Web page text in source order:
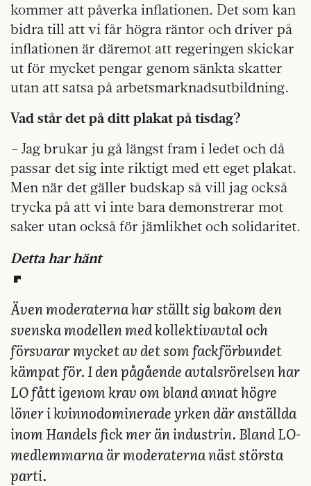
kommer att påverka inflationen. Det som kan
bidra till att vi får högra räntor och driver på
inflationen är däremot att regeringen skickar
ut för mycket pengar genom sänkta skatter
utan att satsa på arbetsmarknadsutbildning.
Vad står det på ditt plakat på tisdag?
– Jag brukar ju gå längst fram i ledet och då
passar det sig inte riktigt med ett eget plakat.
Men när det gäller budskap så vill jag också
trycka på att vi inte bara demonstrerar mot
saker utan också för jämlikhet och solidaritet.
Detta har hänt
Även moderaterna har ställt sig bakom den
svenska modellen med kollektivavtal och
försvarar mycket av det som fackförbundet
kämpat för. I den pågående avtalsrörelsen har
LO fått igenom krav om bland annat högre
löner i kvinnodominerade yrken där anställda
inom Handels fick mer än industrin. Bland LO-
medlemmarna är moderaterna näst största
parti.